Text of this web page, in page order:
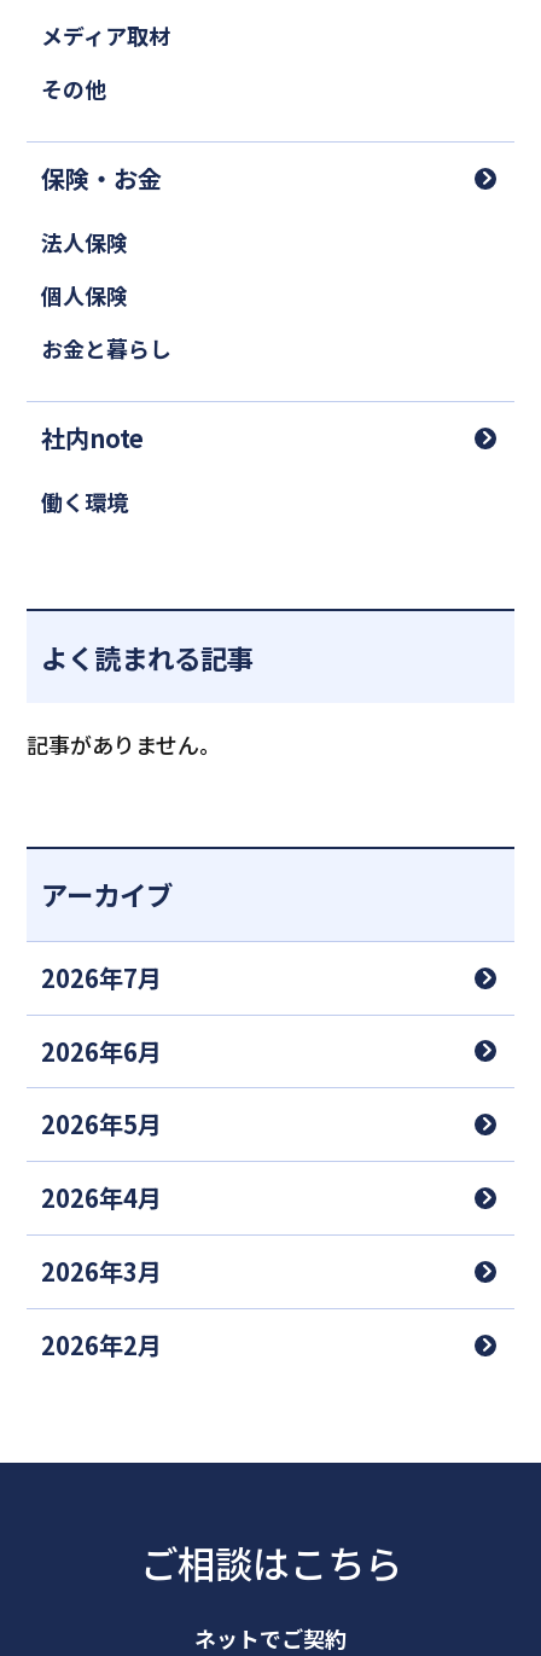
メディア取材
その他
保険・お金
法人保険
個人保険
お金と暮らし
社内note
働く環境
よく読まれる記事
記事がありません。
アーカイブ
2026年7月
2026年6月
2026年5月
2026年4月
2026年3月
2026年2月
ご相談はこちら
ネットでご契約